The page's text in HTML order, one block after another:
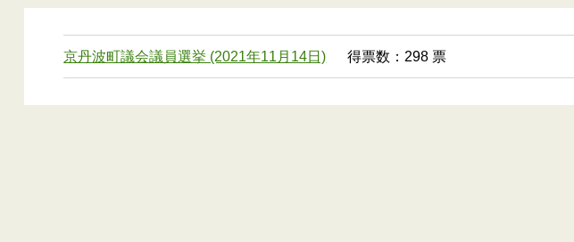
京丹波町議会議員選挙 (2021年11月14日) 得票数：298 票